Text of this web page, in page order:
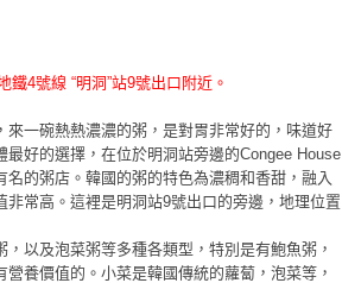
4號線 “明洞”站9號出口附近。
來一碗熱熱濃濃的粥，是對胃非常好的，味道好
最好的選擇，在位於明洞站旁邊的Congee House
名的粥店。韓國的粥的特色為濃稠和香甜，融入
非常高。這裡是明洞站9號出口的旁邊，地理位置
以及泡菜粥等多種各類型，特別是有鮑魚粥，
養價值的。小菜是韓國傳統的蘿蔔，泡菜等，